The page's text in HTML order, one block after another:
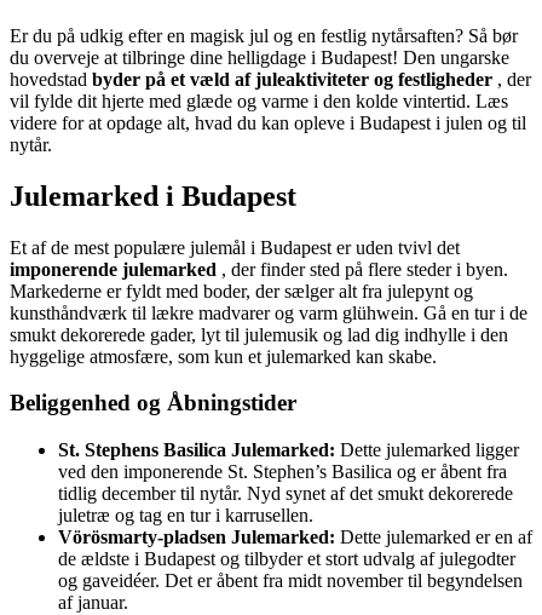
Er du på udkig efter en magisk jul og en festlig nytårsaften? Så bør
du overveje at tilbringe dine helligdage i Budapest! Den ungarske
hovedstad byder på et væld af juleaktiviteter og festligheder , der
vil fylde dit hjerte med glæde og varme i den kolde vintertid. Læs
videre for at opdage alt, hvad du kan opleve i Budapest i julen og til
nytår.
Julemarked i Budapest
Et af de mest populære julemål i Budapest er uden tvivl det
imponerende julemarked , der finder sted på flere steder i byen.
Markederne er fyldt med boder, der sælger alt fra julepynt og
kunsthåndværk til lækre madvarer og varm glühwein. Gå en tur i de
smukt dekorerede gader, lyt til julemusik og lad dig indhylle i den
hyggelige atmosfære, som kun et julemarked kan skabe.
Beliggenhed og Åbningstider
St. Stephens Basilica Julemarked: Dette julemarked ligger
ved den imponerende St. Stephen’s Basilica og er åbent fra
tidlig december til nytår. Nyd synet af det smukt dekorerede
juletræ og tag en tur i karrusellen.
Vörösmarty-pladsen Julemarked: Dette julemarked er en af
de ældste i Budapest og tilbyder et stort udvalg af julegodter
og gaveidéer. Det er åbent fra midt november til begyndelsen
af januar.